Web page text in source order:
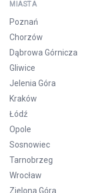
MIASTA
Poznań
Chorzów
Dąbrowa Górnicza
Gliwice
Jelenia Góra
Kraków
Łódź
Opole
Sosnowiec
Tarnobrzeg
Wrocław
Zielona Góra